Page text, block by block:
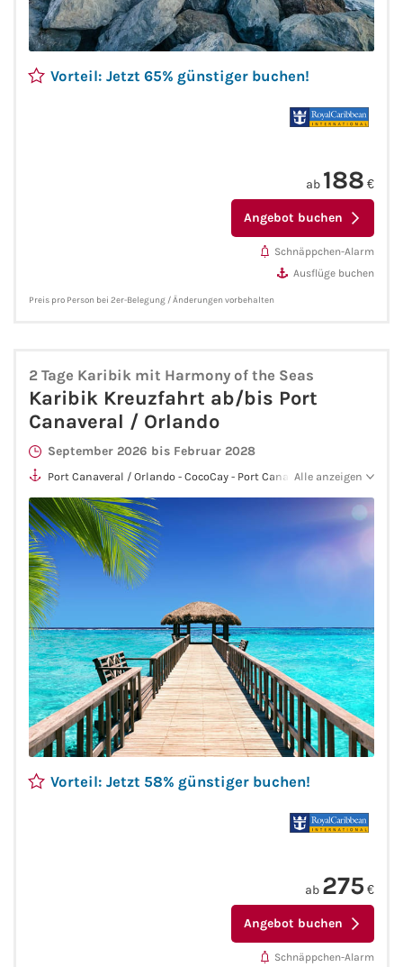
Mittelmeer-Kreuzfahrt
Kanaren-Kreuzfahrt
Reedereien
AIDA Cruises
TUI Cruises
MSC Kreuzfahrten
Costa Kreuzfahrten
Phoenix Reisen
Hapag-Lloyd Cruises
Cunard Line
Hurtigruten
Norwegian Cruise Line
Vorteil: Jetzt 65% günstiger buchen!
ab 188 €
Angebot buchen
Schnäppchen-Alarm
Ausflüge buchen
Preis pro Person bei 2er-Belegung / Änderungen vorbehalten
2 Tage Karibik mit Harmony of the Seas
Karibik Kreuzfahrt ab/bis Port
Canaveral / Orlando
September 2026 bis Februar 2028
Port Canaveral / Orlando - CocoCay - Port Canaveral / Orlando
Alle anzeigen
Vorteil: Jetzt 58% günstiger buchen!
ab 275€
Angebot buchen
Schnäppchen-Alarm